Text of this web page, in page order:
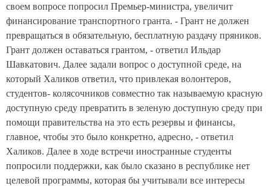
своем вопросе попросил Премьер-министра, увеличит
финансирование транспортного гранта. - Грант не должен
превращаться в обязательную, бесплатную раздачу пряников.
Грант должен оставаться грантом, - ответил Ильдар
Шавкатович. Далее задали вопрос о доступной среде, на
который Халиков ответил, что привлекая волонтеров,
студентов- колясочников совместно так называемую красную
доступную среду превратить в зеленую доступную среду при
помощи правительства на это есть резервы и финансы,
главное, чтобы это было конкретно, адресно, - ответил
Халиков. Далее в ходе встречи иностранные студенты
попросили поддержки, как было сказано в республике нет
целевой программы, которая бы учитывали все интересы